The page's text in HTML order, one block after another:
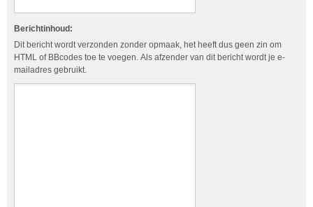
Berichtinhoud:
Dit bericht wordt verzonden zonder opmaak, het heeft dus geen zin om
HTML of BBcodes toe te voegen. Als afzender van dit bericht wordt je e-
mailadres gebruikt.